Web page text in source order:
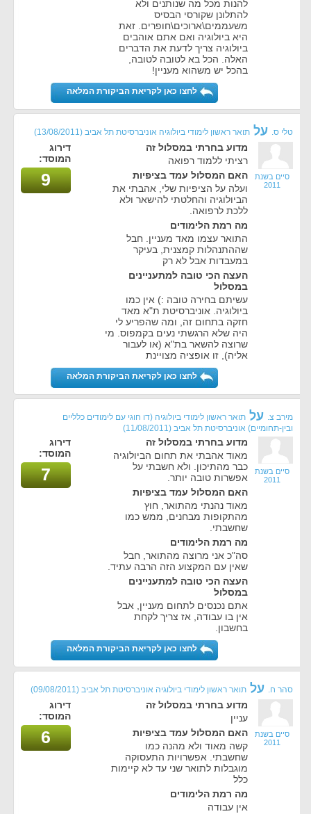
להנות מכל מה שנותנים ולא
להתלונן שקורסי הבסיס
משעממים\ארוכים\חופרים. זאת
היא ביולוגיה ואם אתם אוהבים
ביולוגיה צריך לדעת את הדברים
האלה. הכל בא לטובה לטובה,
בהכל יש משהוא מעניין!
לחצו כאן לקריאת הביקורת המלאה
טלי ס. על תואר ראשון לימודי ביולוגיה אוניברסיטת תל אביב (13/08/2011)
סיים בשנת
2011
מדוע בחרתי במסלול זה
רציתי ללמוד רפואה
האם המסלול עמד בציפיות
ועלה על הציפיות שלי, אהבתי את
הביולוגיה והחלטתי להישאר ולא
ללכת לרפואה.
מה רמת הלימודים
התואר עצמו מאד מעניין. חבל
שההתנהלות קמצנית, בעיקר
במעבדות אבל לא רק
העצה הכי טובה למתעניינים
במסלול
עשיתם בחירה טובה :) אין כמו
ביולוגיה. אוניברסיטת ת"א מאד
חזקה בתחום זה, ומה שהפריע לי
היה שלא הרגשתי נעים בקמפוס. מי
שרוצה להשאר בת"א (או לעבור
אליה), זו אופציה מצויינת
דירוג
המוסד:
9
לחצו כאן לקריאת הביקורת המלאה
מירב צ. על תואר ראשון לימודי ביולוגיה (דו חוגי עם לימודים כלליים
ובין-תחומיים) אוניברסיטת תל אביב (11/08/2011)
סיים בשנת
2011
מדוע בחרתי במסלול זה
מאוד אהבתי את תחום הביולוגיה
כבר מהתיכון. ולא חשבתי על
אפשרות טובה יותר.
האם המסלול עמד בציפיות
מאוד נהנתי מהתואר, חוץ
מהתקופות מבחנים, ממש כמו
שחשבתי.
מה רמת הלימודים
סה"כ אני מרוצה מהתואר, חבל
שאין עם המקצוע הזה הרבה עתיד.
העצה הכי טובה למתעניינים
במסלול
אתם נכנסים לתחום מעניין, אבל
אין בו עבודה, אז צריך לקחת
בחשבון.
דירוג
המוסד:
7
לחצו כאן לקריאת הביקורת המלאה
סהר ח. על תואר ראשון לימודי ביולוגיה אוניברסיטת תל אביב (09/08/2011)
סיים בשנת
2011
מדוע בחרתי במסלול זה
עניין
האם המסלול עמד בציפיות
קשה מאוד ולא מהנה כמו
שחשבתי. אפשרויות התעסוקה
מוגבלות לתואר שני עד לא קיימות
כלל
מה רמת הלימודים
אין עבודה
דירוג
המוסד:
6